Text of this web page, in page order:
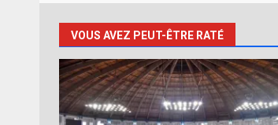
VOUS AVEZ PEUT-ÊTRE RATÉ